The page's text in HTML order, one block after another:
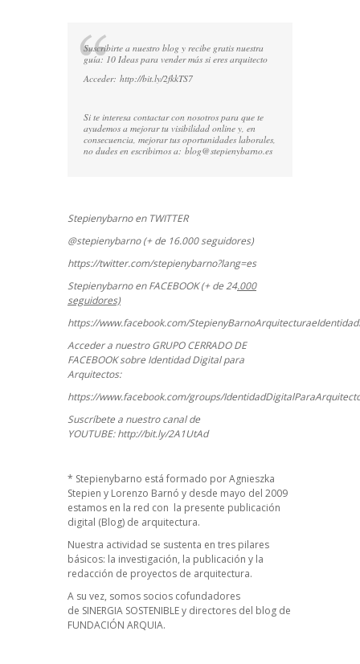
Suscribirte a nuestro blog y recibe gratis nuestra
guía: 10 Ideas para vender más si eres arquitecto
Acceder: http://bit.ly/2fkkTS7
Si te interesa contactar con nosotros para que te
ayudemos a mejorar tu visibilidad online y, en
consecuencia, mejorar tus oportunidades laborales,
no dudes en escribirnos a: blog@stepienybarno.es
Stepienybarno en TWITTER
@stepienybarno (+ de 16.000 seguidores)
https://twitter.com/stepienybarno?lang=es
Stepienybarno en FACEBOOK (+ de 24.000
seguidores)
https://www.facebook.com/
Acceder a nuestro GRUPO CERRADO DE
FACEBOOK sobre Identidad Digital para
Arquitectos:
https://www.facebook.com/groups/
Suscríbete a nuestro canal de
YOUTUBE:http://bit.ly/2A1UtAd
* Stepienybarno está formado por Agnieszka
Stepien y Lorenzo Barnó y desde mayo del 2009
estamos en la red con la presente publicación
digital (Blog) de arquitectura.
Nuestra actividad se sustenta en tres pilares
básicos: la investigación, la publicación y la
redacción de proyectos de arquitectura.
A su vez, somos socios cofundadores
de SINERGIA SOSTENIBLEy directores del blog de
FUNDACIÓN ARQUIA.